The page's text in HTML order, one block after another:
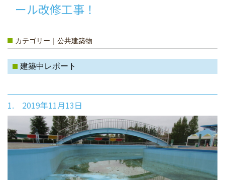
ール改修工事！
カテゴリー｜公共建築物
建築中レポート
1. 2019年11月13日